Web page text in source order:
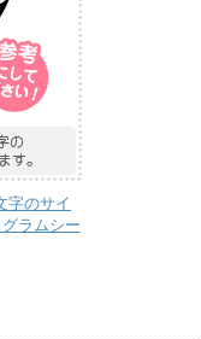
のサイ
ラムシー